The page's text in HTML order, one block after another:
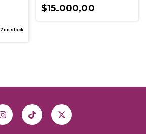
2en stock
$15.000,00